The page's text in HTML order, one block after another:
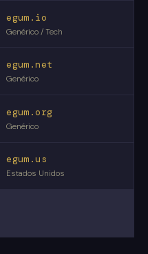
egum.io
Genérico / Tech
egum.net
Genérico
egum.org
Genérico
egum.us
Estados Unidos